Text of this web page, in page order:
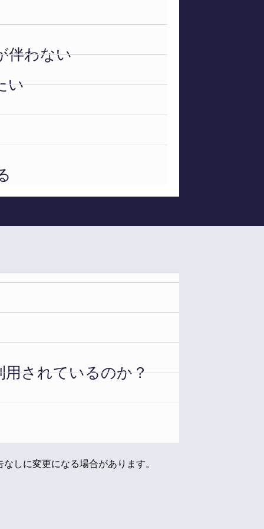
伴わない
い
用されているのか？
しに変更になる場合があります。